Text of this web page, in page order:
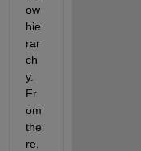
ow
hie
rar
ch
y.
Fr
om
the
re,